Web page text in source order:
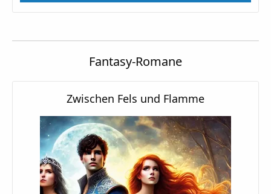
Fantasy-Romane
Zwischen Fels und Flamme